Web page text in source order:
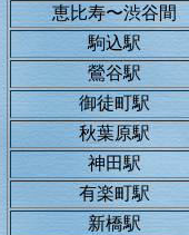
恵比寿〜渋谷間
駒込駅
鶯谷駅
御徒町駅
秋葉原駅
神田駅
有楽町駅
新橋駅